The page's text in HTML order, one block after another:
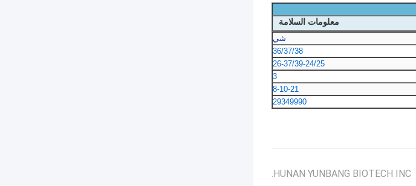
معلومات السلامة
شي
36/37/38
26-37/39-24/25
3
8-10-21
29349990
HUNAN YUNBANG BIOTECH INC.